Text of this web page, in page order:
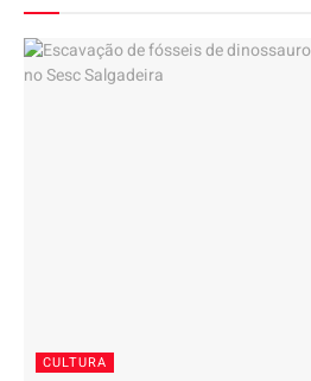
CULTURA